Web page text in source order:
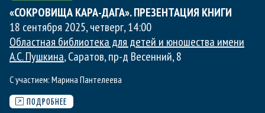
«СОКРОВИЩА КАРА-ДАГА». ПРЕЗЕНТАЦИЯ КНИГИ
18 сентября 2025, четверг,14:00
Областная библиотека для детей и юношества имени
А.С. Пушкина, Саратов, пр-д Весенний, 8
С участием: Марина Пантелеева
ПОДРОБНЕЕ